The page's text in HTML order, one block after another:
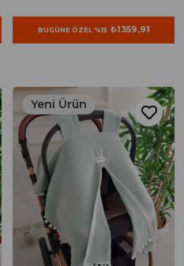
BUGÜNE ÖZEL %15 ₺1359,91
Yeni Ürün